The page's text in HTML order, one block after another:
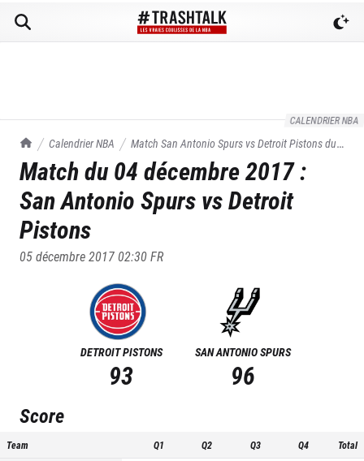
CALENDRIER NBA
TrashTalk Actu NBA
Calendrier NBA Match San Antonio Spurs vsDetroit Pistonsdu
04/12/2017
Match du 04 décembre 2017:
San Antonio Spurs vsDetroit
Pistons
05 décembre 2017 02:30FR
DETROIT PISTONS
93
SAN ANTONIO SPURS
96
Score
Team Q1 Q2 Q3 Q4 Total